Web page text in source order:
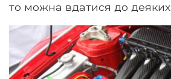
то можна вдатися до деяких